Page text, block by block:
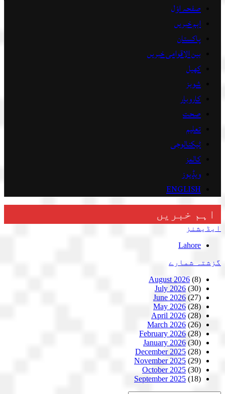
صفحہ اوّل
اہم خبریں
پاکستان
بین الاقوامی خبریں
کھیل
شوبز
کاروبار
صحت
تعلیم
ٹیکنالوجی
کالمز
ویڈیوز
ENGLISH
اہم خبریں
ایڈیشنز
Lahore
گزشتہ شمارے
August 2026 (8)
July 2026 (30)
June 2026 (27)
May 2026 (28)
April 2026 (28)
March 2026 (26)
February 2026 (28)
January 2026 (30)
December 2025 (28)
November 2025 (29)
October 2025 (30)
September 2025 (18)